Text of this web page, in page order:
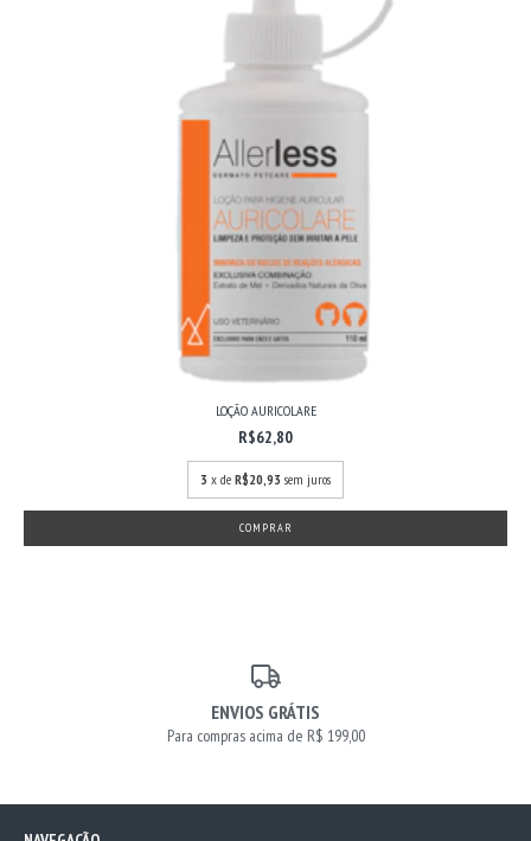
LOÇÃO AURICOLARE
R$62,80
3 x de R$20,93 sem juros
ENVIOS GRÁTIS
Para compras acima de R$ 199,00